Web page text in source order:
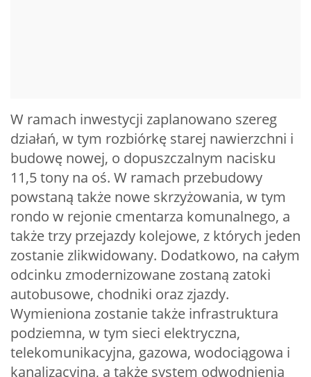
W ramach inwestycji zaplanowano szereg
działań, w tym rozbiórkę starej nawierzchni i
budowę nowej, o dopuszczalnym nacisku
11,5 tony na oś. W ramach przebudowy
powstaną także nowe skrzyżowania, w tym
rondo w rejonie cmentarza komunalnego, a
także trzy przejazdy kolejowe, z których jeden
zostanie zlikwidowany. Dodatkowo, na całym
odcinku zmodernizowane zostaną zatoki
autobusowe, chodniki oraz zjazdy.
Wymieniona zostanie także infrastruktura
podziemna, w tym sieci elektryczna,
telekomunikacyjna, gazowa, wodociągowa i
kanalizacyjna, a także system odwodnienia